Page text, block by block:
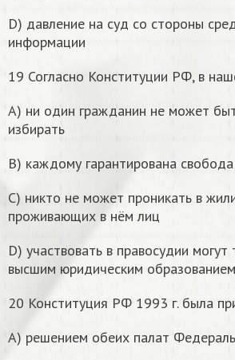
D) давление на суд со стороны
информации
19 Согласно Конституции РФ, в
А) ни один гражданин не может
избирать
В) каждому гарантирована
С) никто не может проникать в
проживающих в нём лиц
D) участвовать в правосудии могут
высшим юридическим образованием
20 Конституция РФ 1993 г. была
А) решением обеих палат